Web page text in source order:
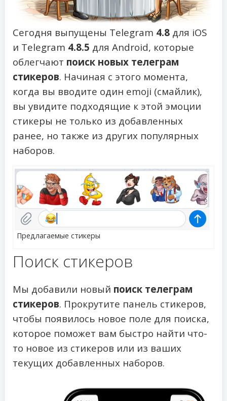
Сегодня выпущены Telegram 4.8 для iOS
и Telegram 4.8.5 для Android, которые
облегчают поиск новых телеграм
стикеров. Начиная с этого момента,
когда вы вводите один emoji (смайлик),
вы увидите подходящие к этой эмоции
стикеры не только из добавленных
ранее, но также из других популярных
наборов.
Предлагаемые стикеры
Поиск стикеров
Мы добавили новый поиск телеграм
стикеров. Прокрутите панель стикеров,
чтобы появилось новое поле для поиска,
которое поможет вам быстро найти что-
то новое из стикеров или из ваших
текущих добавленных наборов.